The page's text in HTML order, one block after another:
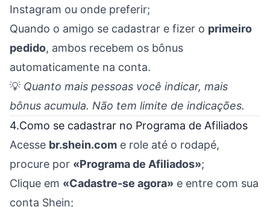
Instagram ou onde preferir;
Quando o amigo se cadastrar e fizer o primeiro
pedido, ambos recebem os bônus
automaticamente na conta.
💡 Quanto mais pessoas você indicar, mais
bônus acumula. Não tem limite de indicações.
4.Como se cadastrar no Programa de Afiliados
Acesse br.shein.com e role até o rodapé,
procure por «Programa de Afiliados»;
Clique em «Cadastre-se agora» e entre com sua
conta Shein;